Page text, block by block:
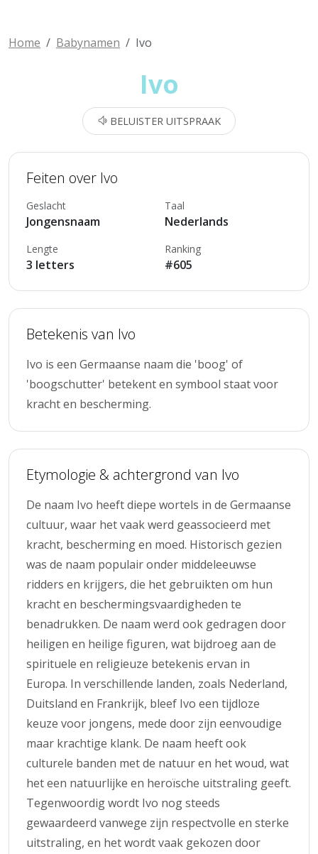
Home Babynamen Ivo
Ivo
BELUISTER UITSPRAAK
Feiten over Ivo
Geslacht
Jongensnaam
Taal
Nederlands
Lengte
3 letters
Ranking
#605
Betekenis van Ivo
Ivo is een Germaanse naam die 'boog' of
'boogschutter' betekent en symbool staat voor
kracht en bescherming.
Etymologie & achtergrond van Ivo
De naam Ivo heeft diepe wortels in de Germaanse
cultuur, waar het vaak werd geassocieerd met
kracht, bescherming en moed. Historisch gezien
was de naam populair onder middeleeuwse
ridders en krijgers, die het gebruikten om hun
kracht en beschermingsvaardigheden te
benadrukken. De naam werd ook gedragen door
heiligen en heilige figuren, wat bijdroeg aan de
spirituele en religieuze betekenis ervan in
Europa. In verschillende landen, zoals Nederland,
Duitsland en Frankrijk, bleef Ivo een tijdloze
keuze voor jongens, mede door zijn eenvoudige
maar krachtige klank. De naam heeft ook
culturele banden met de natuur en het woud, wat
het een natuurlijke en heroïsche uitstraling geeft.
Tegenwoordig wordt Ivo nog steeds
gewaardeerd vanwege zijn respectvolle en sterke
uitstraling, en het wordt vaak gekozen door